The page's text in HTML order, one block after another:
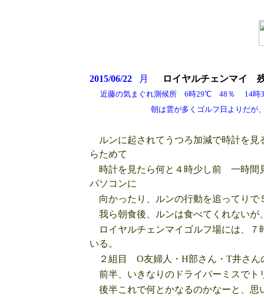
2015/06/22月 ロイヤルチェンマイ
近藤の気まぐれ測候所 6時29℃ 48％
朝は雲が多くゴルフ日よりだが、途中
ルンに起されてうつろ加減で時計を
らためて
時計を見たら何と４時少し前 一時間
パソコンに
向かったり、ルンの行動を追ってりで
我ら朝食後、ルンは食べてくれない
ロイヤルチェンマイゴルフ場には、７
いる。
２組目 O友婦人・H部さん・T井さん
前半、いきなりのドライバーミスで
後半これで何とかなるのかなーと、思